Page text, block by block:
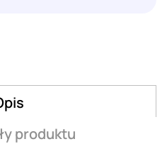
produktu